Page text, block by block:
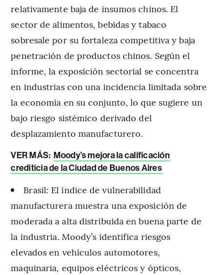
relativamente baja de insumos chinos. El
sector de alimentos, bebidas y tabaco
sobresale por su fortaleza competitiva y baja
penetración de productos chinos. Según el
informe, la exposición sectorial se concentra
en industrias con una incidencia limitada sobre
la economía en su conjunto, lo que sugiere un
bajo riesgo sistémico derivado del
desplazamiento manufacturero.
VER MÁS: Moody’s mejora la calificación
crediticia de la Ciudad de Buenos Aires
Brasil: El índice de vulnerabilidad
manufacturera muestra una exposición de
moderada a alta distribuida en buena parte de
la industria. Moody’s identifica riesgos
elevados en vehículos automotores,
maquinaria, equipos eléctricos y ópticos,